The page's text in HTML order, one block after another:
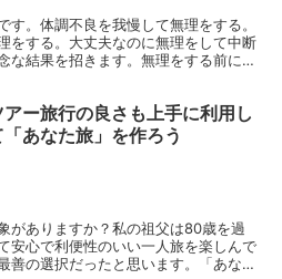
。体調不良を我慢して無理をする。
をする。大丈夫なのに無理をして中断
な結果を招きます。無理をする前に様
アー旅行の良さも上手に利用し
「あなた旅」を作ろう
がありますか？私の祖父は80歳を過
安心で利便性のいい一人旅を楽しんで
善の選択だったと思います。「あなた